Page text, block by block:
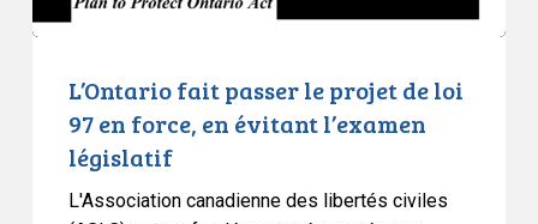
force,
législatif
L’Ontario fait passer le projet de loi
97 en force, en évitant l’examen
législatif
L'Association canadienne des libertés civiles